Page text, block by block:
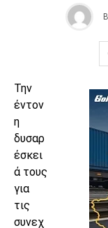
Την
έντον
η
δυσαρ
έσκει
ά τους
για
τις
συνεχ